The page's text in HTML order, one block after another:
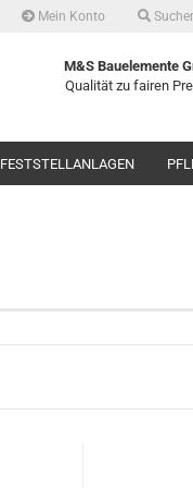
Mein Konto
M&S Bauelemente
Qualität zu fairen
FESTSTELLANLAGEN